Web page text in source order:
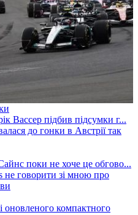
до гонки в Австрії так
говорити зі мною про